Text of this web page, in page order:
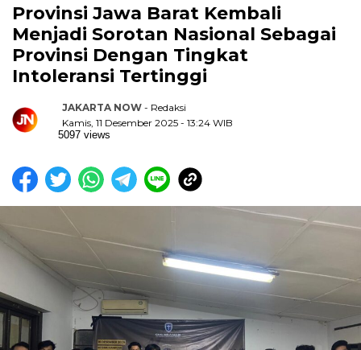
Provinsi Jawa Barat Kembali
Menjadi Sorotan Nasional Sebagai
Provinsi Dengan Tingkat
Intoleransi Tertinggi
JAKARTA NOW - Redaksi
Kamis, 11 Desember 2025 - 13:24 WIB
5097 views